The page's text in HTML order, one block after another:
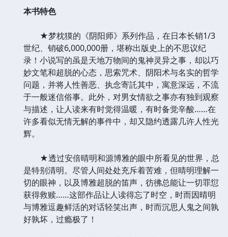
本书特色
★梦枕獏的《阴阳师》系列作品，在日本长销1/3
世纪、销破6,000,000册，堪称出版史上的不思议纪
录！小说写的虽是天地万物间的鬼神灵异之事，却以巧
妙文笔和超脱的心态，思索咒术、阴阳术与名实的哲学
问题，并将人性善恶、执念寄託其中，寓意深远，不流
于一般迷信俗事。此外，对男女情欲之事亦有独到观察
与描述，让人读来有时觉得温暖，有时备觉辛酸……在
许多看似无情无解的事件中，却又隐约透露几许人性光
辉。
★透过安倍晴明和源博雅的眼中所看见的世界，总
是特别清明。尽管人间处处充斥着苦难，但晴明理解一
切的眼神，以及博雅超脱的笛声，彷彿总能让一切罪愆
获得救赎……这部作品让人读得忘了时空，时而因晴明
与博雅逗趣鲜活的对话轻笑出声，时而沉思人鬼之间孰
好孰坏，过瘾极了！